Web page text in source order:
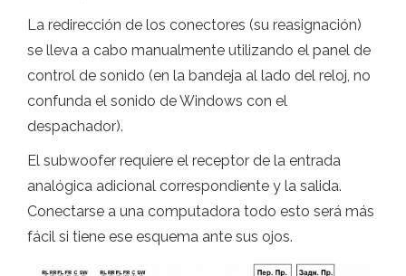
La redirección de los conectores (su reasignación)
se lleva a cabo manualmente utilizando el panel de
control de sonido (en la bandeja al lado del reloj, no
confunda el sonido de Windows con el
despachador).
El subwoofer requiere el receptor de la entrada
analógica adicional correspondiente y la salida.
Conectarse a una computadora todo esto será más
fácil si tiene ese esquema ante sus ojos.